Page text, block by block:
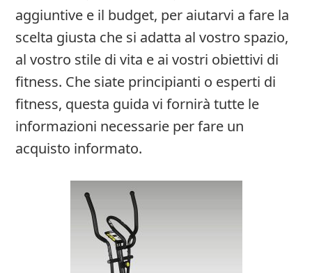
aggiuntive e il budget, per aiutarvi a fare la
scelta giusta che si adatta al vostro spazio,
al vostro stile di vita e ai vostri obiettivi di
fitness. Che siate principianti o esperti di
fitness, questa guida vi fornirà tutte le
informazioni necessarie per fare un
acquisto informato.